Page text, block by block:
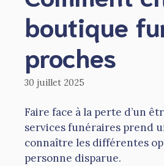
boutique
proches
30 juillet 2025
Faire face à la perte d’un
services funéraires prend
connaître les différentes
personne disparue.